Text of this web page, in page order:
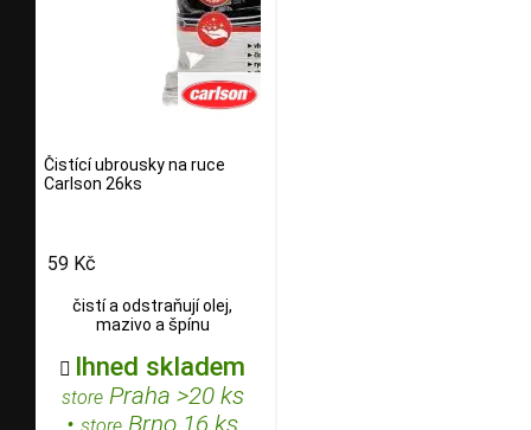
Čistící ubrousky na ruce
Carlson 26ks
59 Kč
čistí a odstraňují olej,
mazivo a špínu
 Ihned skladem
storePraha >20 ks
• store Brno 16 ks